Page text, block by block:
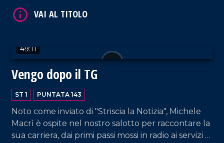
49:11
Vengo dopo il TG
ST 1 PUNTATA 143
Noto come inviato di "Striscia la Notizia", Michele
Macrì è ospite nel nostro salotto per raccontare la
sua carriera, dai primi passi mossi in radio ai servizi di
VAI AL TITOLO